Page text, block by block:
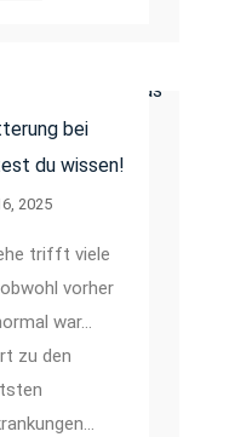
bei
du wissen!
2025
trifft viele
vorher
war…
zu den